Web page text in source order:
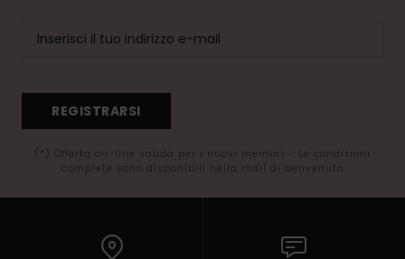
REGISTRARSI
(*) Offerta on-line valida per i nuovi membri - Le condizioni
complete sono disponibili nella mail di benvenuto